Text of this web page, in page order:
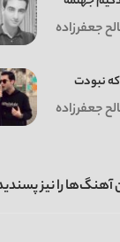
جعفرزاده
که نبودت
جعفرزاده
آهنگ‌ها را نیز